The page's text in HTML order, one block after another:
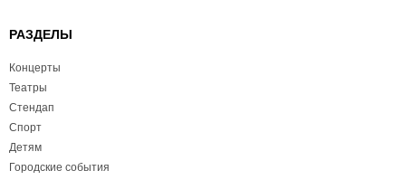
РАЗДЕЛЫ
Концерты
Театры
Стендап
Спорт
Детям
Городские события